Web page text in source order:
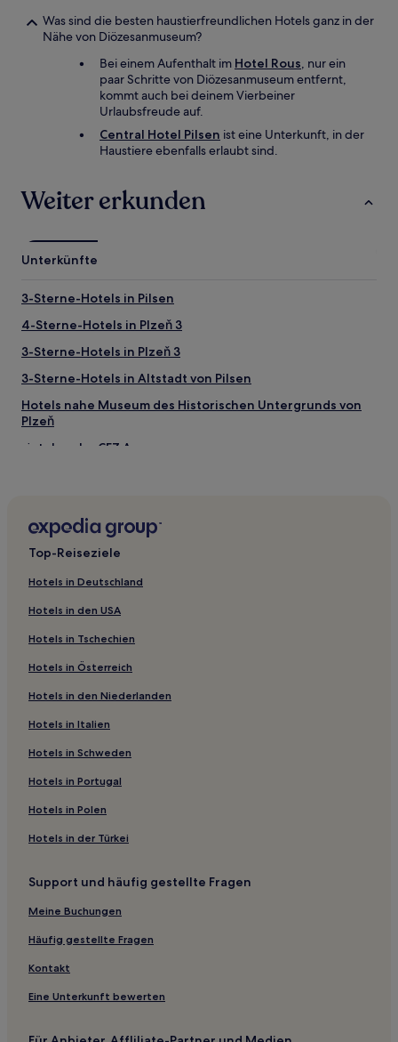
Was sind die besten haustierfreundlichen Hotels ganz in der
Nähe von Diözesanmuseum?
Bei einem Aufenthalt im Hotel Rous, nur ein
paar Schritte von Diözesanmuseum entfernt,
kommt auch bei deinem Vierbeiner
Urlaubsfreude auf.
Central Hotel Pilsen ist eine Unterkunft, in der
Haustiere ebenfalls erlaubt sind.
Weiter erkunden
Unterkünfte
3-Sterne-Hotels in Pilsen
4-Sterne-Hotels in Plzeň 3
3-Sterne-Hotels in Plzeň 3
3-Sterne-Hotels in Altstadt von Pilsen
Hotels nahe Museum des Historischen Untergrunds von
Plzeň
Hotels nahe CEZ Arena
Hotels nahe Patton-Denkmal Pilsen
Hotels nahe Unterirdisches Plzeň
Hotels nahe Renaissance-Rathaus
Hotels nahe Perner-Haus
Hotels nahe Haus Nr. 83 in der Prager Straße
Hotels nahe Brauereimuseum
Hotels nahe Haus U Salzmannu
Hotels nahe Platz der Republik
Hotels nahe Stadtpalast zur Goldenen Sonne
Top-Reiseziele
Hotels in Deutschland
Hotels in den USA
Hotels in Tschechien
Hotels in Österreich
Hotels in den Niederlanden
Hotels in Italien
Hotels in Schweden
Hotels in Portugal
Hotels in Polen
Hotels in der Türkei
Support und häufig gestellte Fragen
Meine Buchungen
Häufig gestellte Fragen
Kontakt
Eine Unterkunft bewerten